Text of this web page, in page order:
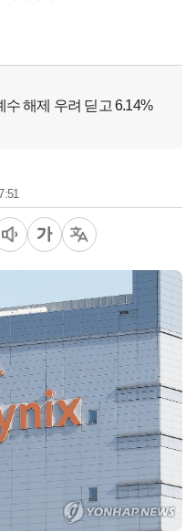
해제 우려 딛고 6.14%